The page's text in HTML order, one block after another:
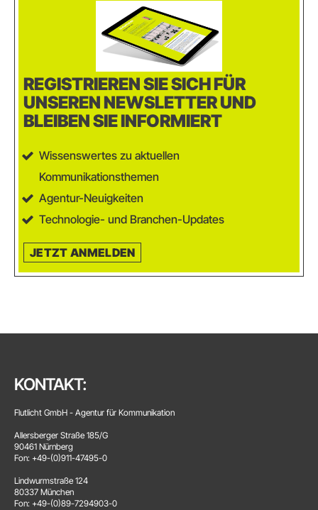
REGISTRIEREN SIE SICH FÜR
UNSEREN NEWSLETTER UND
BLEIBEN SIE INFORMIERT
Wissenswertes zu aktuellen
Kommunikationsthemen
Agentur-Neuigkeiten
Technologie- und Branchen-Updates
JETZT ANMELDEN
KONTAKT:
Flutlicht GmbH - Agentur für Kommunikation
Allersberger Straße 185/G
90461 Nürnberg
Fon: +49-(0)911-47495-0
Lindwurmstraße 124
80337 München
Fon: +49-(0)89-7294903-0